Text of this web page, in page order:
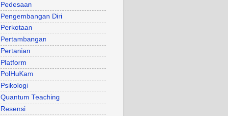
Pedesaan
Pengembangan Diri
Perkotaan
Pertambangan
Pertanian
Platform
PolHuKam
Psikologi
Quantum Teaching
Resensi